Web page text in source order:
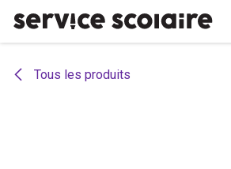
Tous les produits